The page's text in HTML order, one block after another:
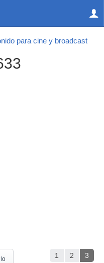
para cine y broadcast
1 2 3